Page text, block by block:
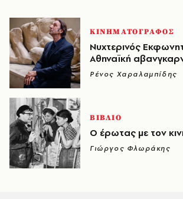
ΚΙΝΗΜΑΤΟΓΡΑΦΟΣ
Νυχτερινός
Αθηναϊκή
Ρένος Χαραλαμπίδης
ΒΙΒΛΙΟ
Ο έρωτας με τον
Γιώργος Φλωράκης